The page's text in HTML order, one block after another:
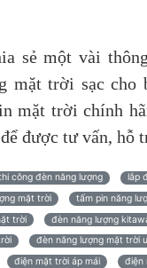
sẻ một vài
mặt trời sạc cho
mặt trời chính
được tư vấn, hỗ
công đèn năng lượng
lắp
mặt trời
tấm pin năng
trời
đèn năng lượng
đèn năng lượng mặt trời
điện mặt trời áp mái điện